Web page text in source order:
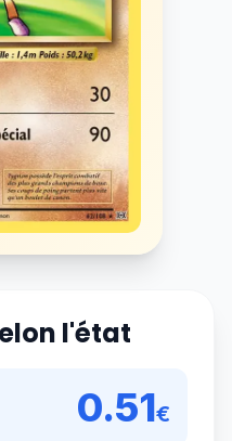
l'état
0.51€